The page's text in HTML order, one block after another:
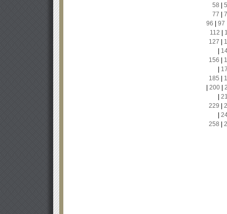
58
77
96
97
112
127
156
185
200|
229
258